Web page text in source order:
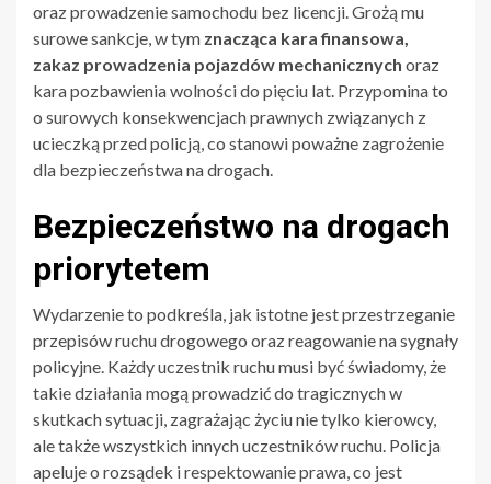
oraz prowadzenie samochodu bez licencji. Grożą mu
surowe sankcje, w tym znacząca kara finansowa,
zakaz prowadzenia pojazdów mechanicznych oraz
kara pozbawienia wolności do pięciu lat. Przypomina to
o surowych konsekwencjach prawnych związanych z
ucieczką przed policją, co stanowi poważne zagrożenie
dla bezpieczeństwa na drogach.
Bezpieczeństwo na drogach
priorytetem
Wydarzenie to podkreśla, jak istotne jest przestrzeganie
przepisów ruchu drogowego oraz reagowanie na sygnały
policyjne. Każdy uczestnik ruchu musi być świadomy, że
takie działania mogą prowadzić do tragicznych w
skutkach sytuacji, zagrażając życiu nie tylko kierowcy,
ale także wszystkich innych uczestników ruchu. Policja
apeluje o rozsądek i respektowanie prawa, co jest